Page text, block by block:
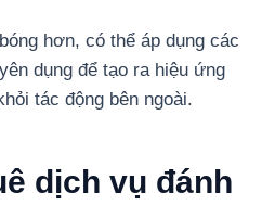
hơn, có thể áp dụng các
dụng để tạo ra hiệu ứng
tác động bên ngoài.
dịch vụ đánh